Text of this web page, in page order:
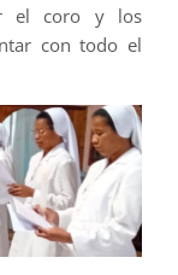
el coro y los
con todo el